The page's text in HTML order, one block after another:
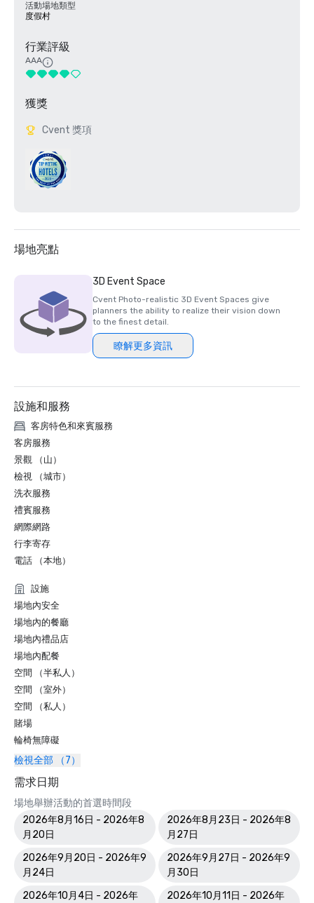
活動場地類型
度假村
行業評級
AAA
獲獎
Cvent 獎項
場地亮點
3D Event Space
Cvent Photo-realistic 3D Event Spaces give
planners the ability to realize their vision down
to the finest detail.
瞭解更多資訊
設施和服務
客房特色和來賓服務
客房服務
景觀 （山）
檢視 （城市）
洗衣服務
禮賓服務
網際網路
行李寄存
電話 （本地）
設施
場地內安全
場地內的餐廳
場地內禮品店
場地內配餐
空間 （半私人）
空間 （室外）
空間 （私人）
賭場
輪椅無障礙
檢視全部 （7）
需求日期
場地舉辦活動的首選時間段
2026年8月16日 - 2026年8
月20日
2026年8月23日 - 2026年8
月27日
2026年9月20日 - 2026年9
月24日
2026年9月27日 - 2026年9
月30日
2026年10月4日 - 2026年
2026年10月11日 - 2026年